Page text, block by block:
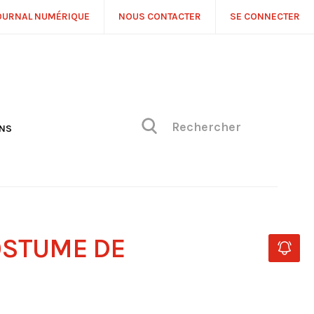
NUMÉRIQUE NOUS CONTACTER SE CONNECTER
DE